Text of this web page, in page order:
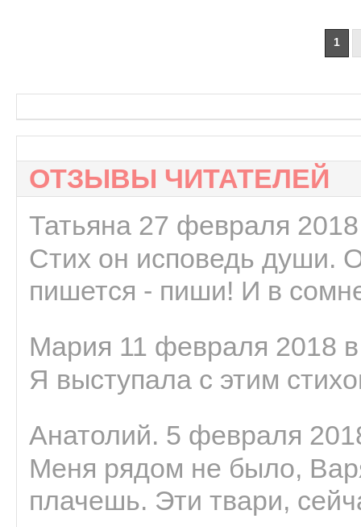
1
ОТЗЫВЫ ЧИТАТЕЛЕЙ
Татьяна 27 февраля
Стих он исповедь души.
пишется - пиши! И в
Мария 11 февраля 2018
Я выступала с этим
Анатолий. 5 февраля
Меня рядом не было,
плачешь. Эти твари,